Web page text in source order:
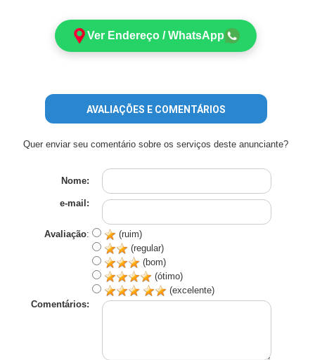
Ver Endereço / WhatsApp
AVALIAÇÕES E COMENTÁRIOS
Quer enviar seu comentário sobre os serviços deste anunciante?
Nome:
e-mail:
Avaliação:
(ruim)
(regular)
(bom)
(ótimo)
(excelente)
Comentários: